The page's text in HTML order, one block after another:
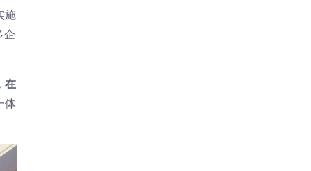
施
企
在
体